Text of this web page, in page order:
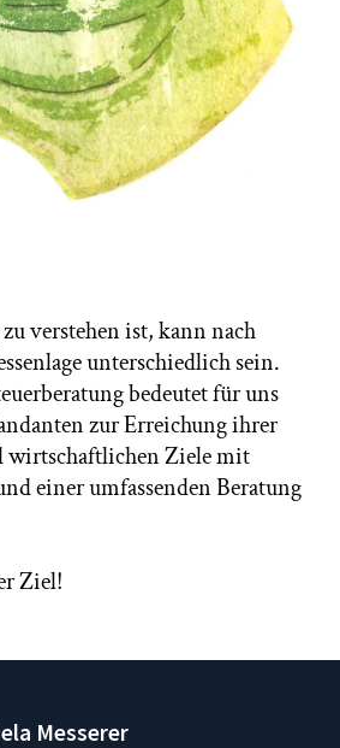
verstehen ist, kann nach
unterschiedlich sein.
bedeutet für uns
zur Erreichung ihrer
wirtschaftlichen Ziele mit
einer umfassenden Beratung
Ziel!
Messerer